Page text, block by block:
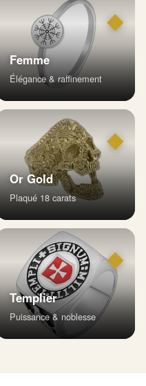
◆
Femme
Élégance & raffinement
◆
Or Gold
Plaqué 18 carats
◆
Templier
Puissance & noblesse